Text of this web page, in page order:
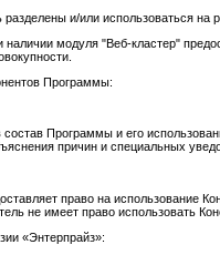
и/или использоваться
модуля "Веб-кластер"
Программы:
Программы и его
причин и специальных
право на использование
не имеет право использовать
«Энтерпрайз»: